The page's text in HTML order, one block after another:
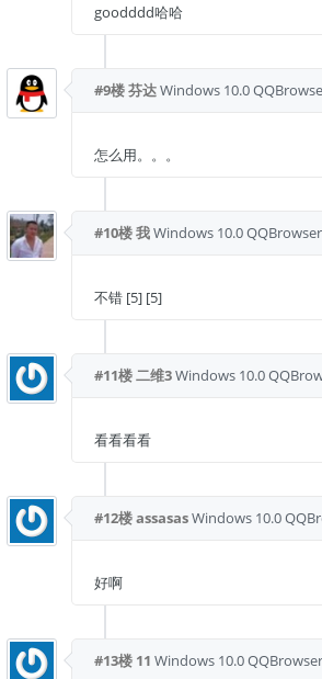
goodddd哈哈
#9楼芬达Windows 10.0
怎么用。。。
#10楼我Windows 10.0
不错 [5] [5]
#11楼二维3Windows 10.0
看看看看
#12楼assasasWindows 10.0
好啊
#13楼 11 Windows 10.0